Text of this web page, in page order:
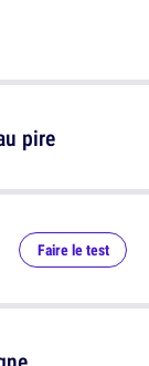
pire
Faire le test